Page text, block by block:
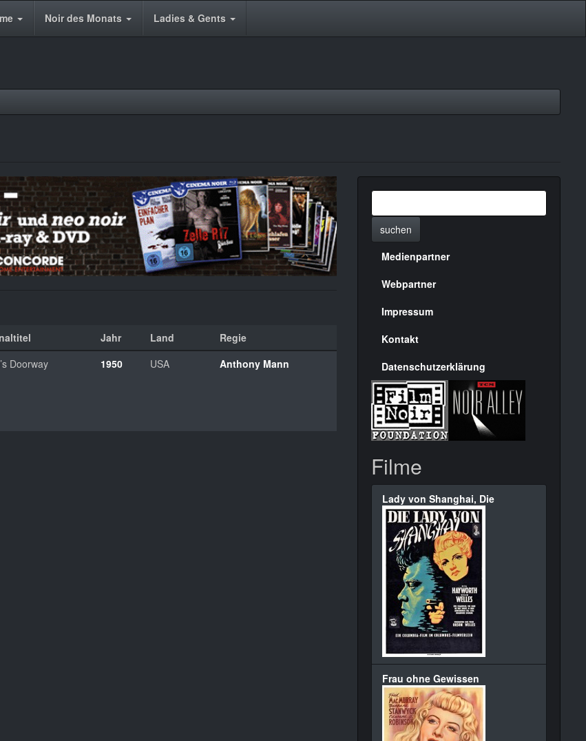
Noir des Monats Ladies & Gents
Jahr Land Regie
Doorway 1950 USA Anthony Mann
suchen
Menülinks
rechte
Seite
Medienpartner
Webpartner
Impressum
Kontakt
Datenschutzerklärung
Filme
Lady von Shanghai, Die
Frau ohne Gewissen